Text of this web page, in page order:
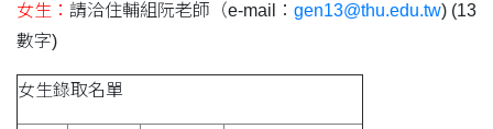
女生： 請洽住輔組阮老師（e-mail： gen13@thu.edu.tw) (13
數字)
女生錄取名單